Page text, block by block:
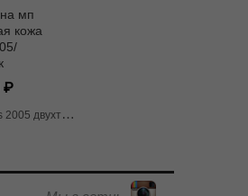
мп
кожа
двухтоновый глянец